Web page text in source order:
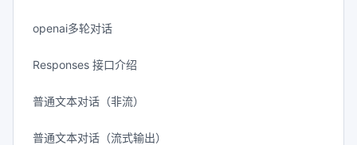
openai多轮对话
Responses 接口介绍
普通文本对话（非流）
普通文本对话（流式输出）